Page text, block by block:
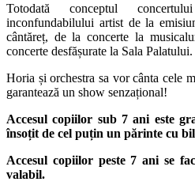
Totodată conceptul
inconfundabilului artist de la
cântăreț, de la concerte la
concerte desfășurate la Sala Palatului.
Horia și orchestra sa vor cânta cele
garantează un show senzațional!
Accesul copiilor sub 7 ani este
însoțit de cel puțin un părinte cu
Accesul copiilor peste 7 ani se
valabil.